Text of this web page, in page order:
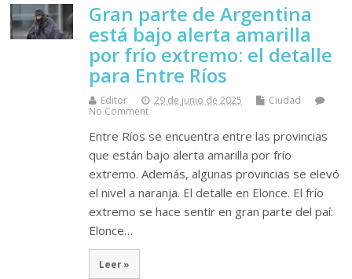
Gran parte de Argentina
está bajo alerta amarilla
por frío extremo: el detalle
para Entre Ríos
Editor 29 de junio de 2025
Ciudad
No Comment
Entre Ríos se encuentra entre las provincias
que están bajo alerta amarilla por frío
extremo. Además, algunas provincias se elevó
el nivel a naranja. El detalle en Elonce. El frío
extremo se hace sentir en gran parte del paí:
Elonce…
Leer »